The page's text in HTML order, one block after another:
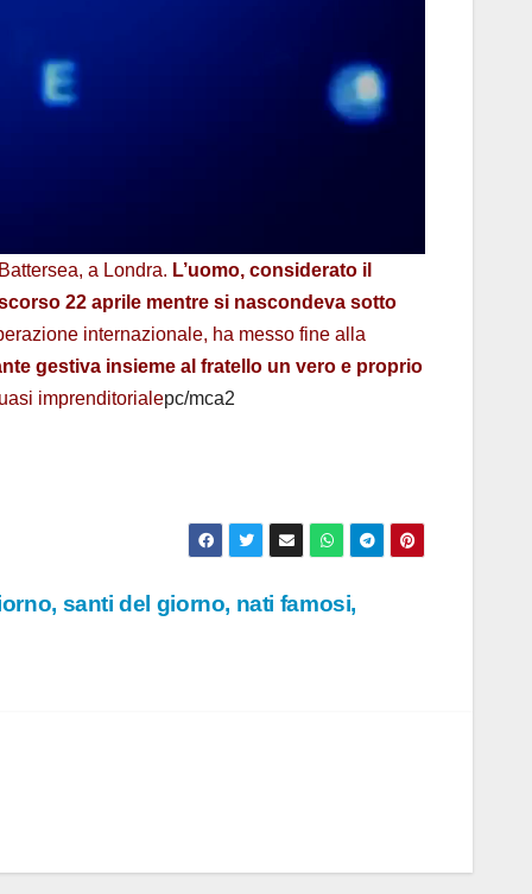
a Londra. L’uomo, considerato il
22 aprile mentre si nascondeva sotto
internazionale, ha messo fine alla
gestiva insieme al fratello un vero e proprio
imprenditorialepc/mca2
santi del giorno, nati famosi,